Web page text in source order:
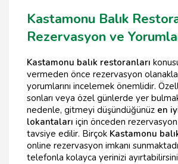
Kastamonu Balık
Rezervasyon ve
Kastamonu balık restoranları
vermeden önce rezervasyon
yorumlarını incelemek önemlidir.
sonları veya özel günlerde yer
nedenle, gitmeyi düşündüğünüz en
lokantaları için önceden rezervasyon
tavsiye edilir. Birçok Kastamonu
online rezervasyon imkanı
telefonla kolayca yerinizi